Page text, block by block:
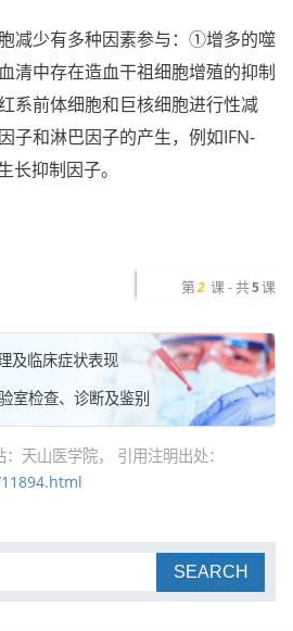
减少有多种因素参与：①增多的噬
清中存在造血干祖细胞增殖的抑制
系前体细胞和巨核细胞进行性减
子和淋巴因子的产生，例如IFN-
长抑制因子。
第 2 课 - 共5课
及临床症状表现
室检查、诊断及鉴别
天山医学院， 引用注明出处：
SEARCH